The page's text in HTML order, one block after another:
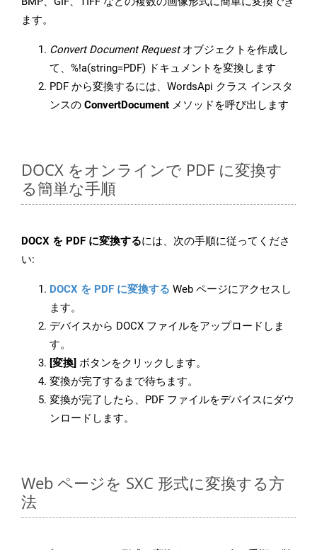
ます。
Convert Document Requestオブジェクトを作成し
て、%!a(string=PDF) ドキュメントを変換します
PDF から変換するには、WordsApi クラス インスタ
ンスの ConvertDocument メソッドを呼び出します
DOCX をオンラインで PDF に変換す
る簡単な手順
DOCX を PDF に変換するには、次の手順に従ってくださ
い:
DOCX を PDF に変換する Web ページにアクセスし
ます。
デバイスから DOCX ファイルをアップロードしま
す。
[変換] ボタンをクリックします。
変換が完了するまで待ちます。
変換が完了したら、PDF ファイルをデバイスにダウ
ンロードします。
Web ページを SXC 形式に変換する方
法